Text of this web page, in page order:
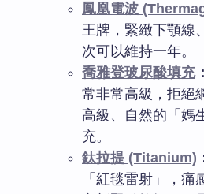
鳳凰電波
王牌，緊緻下顎線
次可以維持一年。
喬雅登玻尿酸填充：
常非常高級，拒絕
高級、自然的「媽
充。
鈦拉提 (Titanium)
「紅毯雷射」，